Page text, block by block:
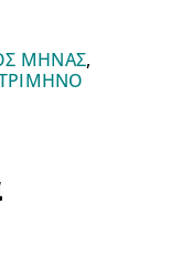
ΜΗΝΑΣ,